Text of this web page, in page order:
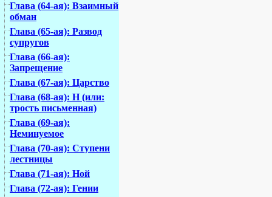
Глава (64-ая): Взаимный
обман
Глава (65-ая): Развод
супругов
Глава (66-ая):
Запрещение
Глава (67-ая): Царство
Глава (68-ая): Н (или:
трость письменная)
Глава (69-ая):
Неминуемое
Глава (70-ая): Ступени
лестницы
Глава (71-ая): Ной
Глава (72-ая): Гении